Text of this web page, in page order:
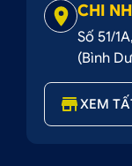
2. Ưu điểm
Sơn carbon
Sơn
CHI
Số 51/
(Bình
XEM